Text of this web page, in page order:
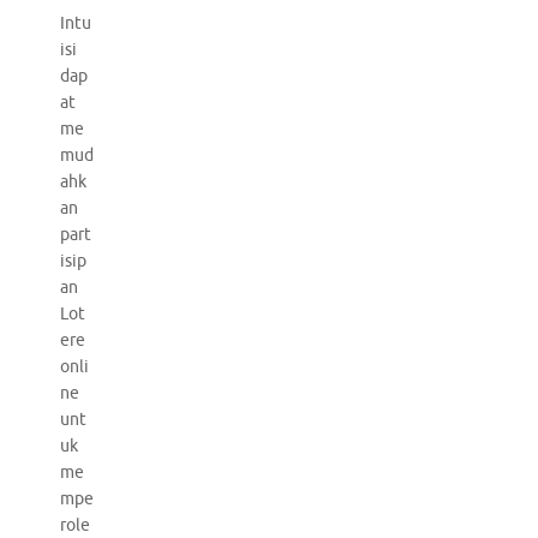
Intu
isi
dap
at
me
mud
ahk
an
part
isip
an
Lot
ere
onli
ne
unt
uk
me
mpe
role